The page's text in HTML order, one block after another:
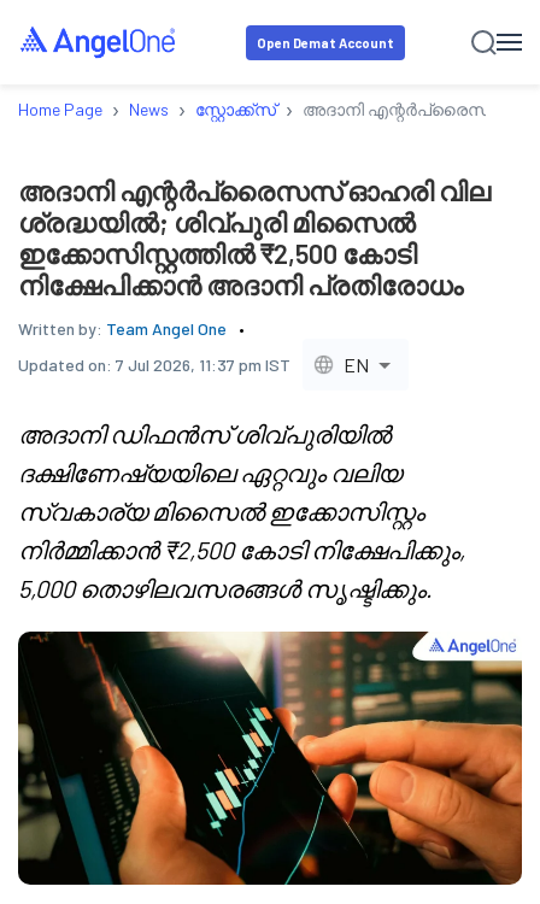
Open Demat Account
Home Page › News › സ്റ്റോക്ക്‌സ് › അദാനി എന്റർപ്രൈസസ്
അദാനി എന്റർപ്രൈസസ് ഓഹരി വില
ശ്രദ്ധയിൽ; ശിവ്പുരി മിസൈൽ
ഇക്കോസിസ്റ്റത്തിൽ ₹2,500 കോടി
നിക്ഷേപിക്കാൻ അദാനി പ്രതിരോധം
Written by: Team Angel One
Updated on: 7 Jul 2026, 11:37 pm IST EN
അദാനി ഡിഫൻസ് ശിവ്പുരിയിൽ
ദക്ഷിണേഷ്യയിലെ ഏറ്റവും വലിയ
സ്വകാര്യ മിസൈൽ ഇക്കോസിസ്റ്റം
നിർമ്മിക്കാൻ ₹2,500 കോടി നിക്ഷേപിക്കും,
5,000 തൊഴിലവസരങ്ങൾ സൃഷ്ടിക്കും.